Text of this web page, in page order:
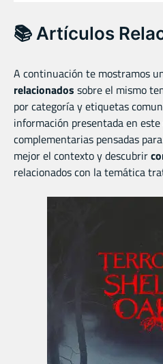
📚 Artículos
A continuación te mostramos
relacionados sobre el mismo
por categoría y etiquetas
información presentada en
complementarias pensadas
mejor el contexto y descubrir
relacionados con la temática